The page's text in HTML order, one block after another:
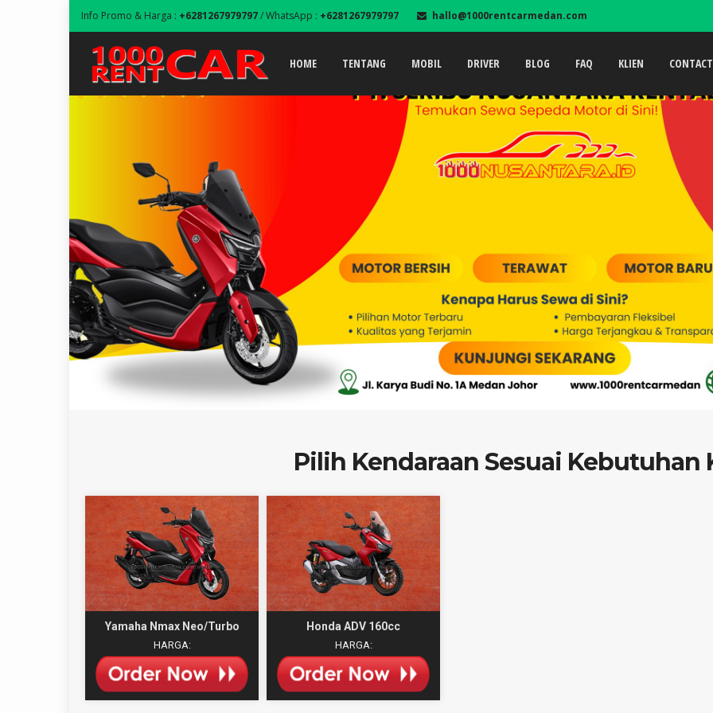
Info Promo & Harga : +6281267979797/ WhatsApp : +6281267979797 hallo@1000rentcarmedan.com
HOME TENTANG MOBIL DRIVER BLOG FAQ KLIEN CONTACT
Pilih Kendaraan Sesuai Kebutuhan
Yamaha Nmax Neo/Turbo
HARGA:
Honda ADV 160cc
HARGA: